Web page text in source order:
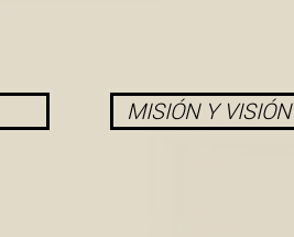
MISIÓN Y VISIÓN